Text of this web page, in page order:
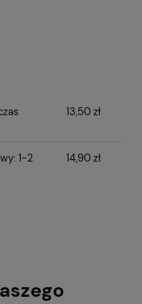
13,50 zł
1-2
14,90 zł